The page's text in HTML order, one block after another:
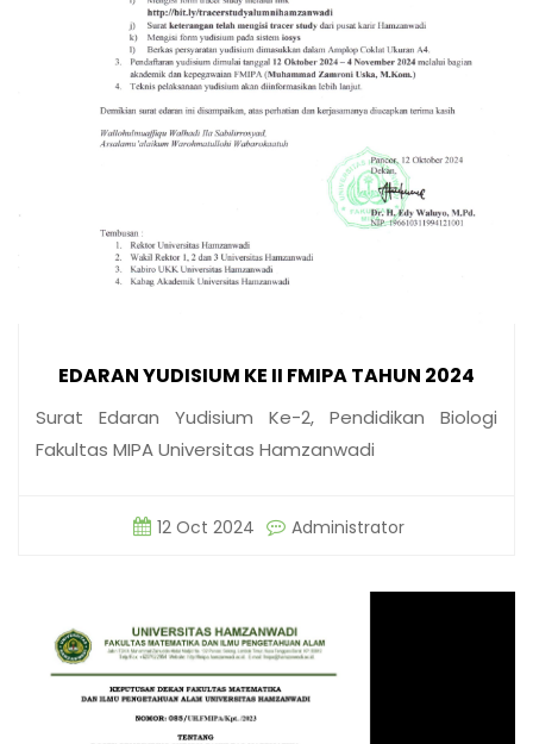
EDARAN YUDISIUM KE II FMIPA TAHUN 2024
Surat Edaran Yudisium Ke-2, Pendidikan Biologi
Fakultas MIPA Universitas Hamzanwadi
12 Oct 2024 Administrator